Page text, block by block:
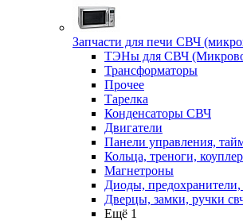
Запчасти для печи СВЧ
ТЭНы для СВЧ
Трансформаторы
Прочее
Тарелка
Конденсаторы СВЧ
Двигатели
Панели управления,
Кольца, треноги,
Магнетроны
Диоды, предохранители,
Дверцы, замки, ручки
Ещё 1